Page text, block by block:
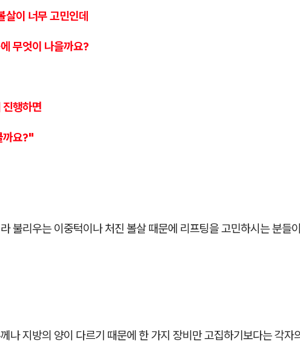
살이 너무 고민인데
무엇이 나을까요?
행하면
까요?"
불리우는 이중턱이나 처진 볼살 때문에 리프팅을 고민하시는 분들
나 지방의 양이 다르기 때문에 한 가지 장비만 고집하기보다는 각자